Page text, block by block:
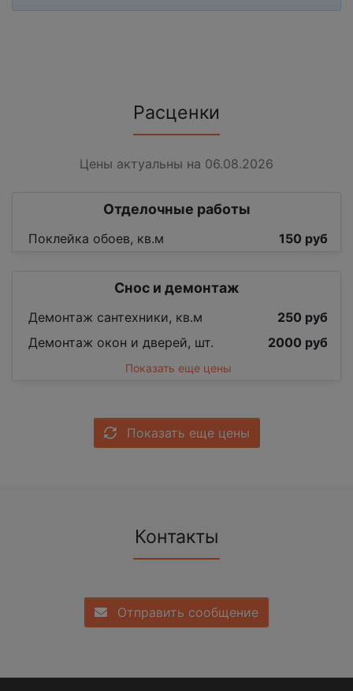
Расценки
Цены актуальны на 06.08.2026
Отделочные работы
Поклейка обоев, кв.м 150 руб
Снос и демонтаж
Демонтаж сантехники, кв.м
250 руб
Демонтаж окон и дверей, шт.
2000 руб
Показать еще цены
Показать еще цены
Контакты
Отправить сообщение